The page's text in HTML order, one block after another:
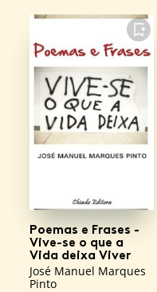
FAVORITO
Poemas e Frases -
Vive-se o que a
Vida deixa Viver
José Manuel Marques
Pinto